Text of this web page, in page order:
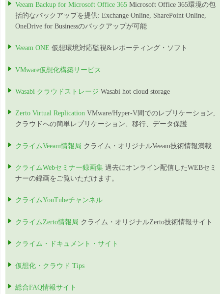
Veeam Backup for Microsoft Office 365 Microsoft Office 365環境の包
括的なバックアップを提供: Exchange Online, SharePoint Online,
OneDrive for Businessのバックアップが可能
Veeam ONE 仮想環境対応監視&レポーティング・ソフト
VMware仮想化構築サービス
Wasabi クラウドストレージ Wasabi hot cloud storage
Zerto Virtual Replication VMware/Hyper-V間でのレプリケーション,
クラウドへの簡単レプリケーション、移行、データ保護
クライムVeeam情報局 クライム・オリジナルVeeam技術情報満載
クライムWebセミナー録画集 過去にオンライン配信したWEBセミ
ナーの録画をご覧いただけます。
クライムYouTubeチャンネル
クライムZerto情報局 クライム・オリジナルZerto技術情報サイト
クライム・ドキュメント・サイト
仮想化・クラウド Tips
総合FAQ情報サイト